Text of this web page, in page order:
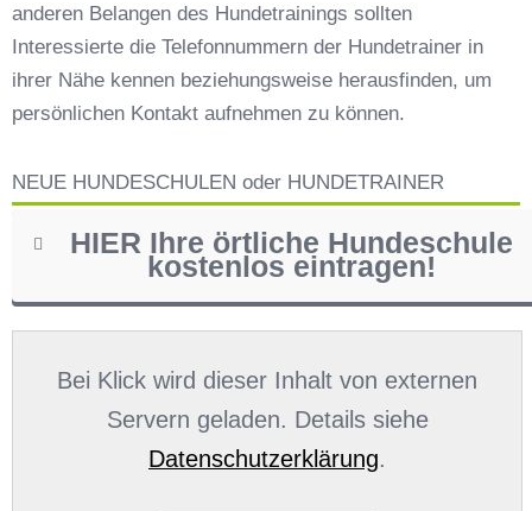
anderen Belangen des Hundetrainings sollten
Interessierte die Telefonnummern der Hundetrainer in
ihrer Nähe kennen beziehungsweise herausfinden, um
persönlichen Kontakt aufnehmen zu können.
NEUE HUNDESCHULEN oder HUNDETRAINER
HIER Ihre örtliche Hundeschule
kostenlos eintragen!
Bei Klick wird dieser Inhalt von externen
Servern geladen. Details siehe
Datenschutzerklärung.